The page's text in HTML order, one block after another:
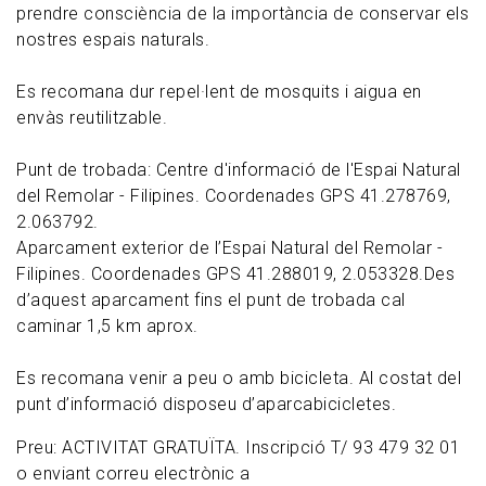
prendre consciència de la importància de conservar els
nostres espais naturals.
Es recomana dur repel·lent de mosquits i aigua en
envàs reutilitzable.
Punt de trobada: Centre d'informació de l'Espai Natural
del Remolar - Filipines. Coordenades GPS 41.278769,
2.063792.
Aparcament exterior de l’Espai Natural del Remolar -
Filipines. Coordenades GPS 41.288019, 2.053328.Des
d’aquest aparcament fins el punt de trobada cal
caminar 1,5 km aprox.
Es recomana venir a peu o amb bicicleta. Al costat del
punt d’informació disposeu d’aparcabicicletes.
Preu: ACTIVITAT GRATUÏTA. Inscripció T/ 93 479 32 01
o enviant correu electrònic a